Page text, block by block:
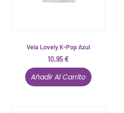
Vela Lovely K-Pop Azul
10,95€
Añadir Al Carrito